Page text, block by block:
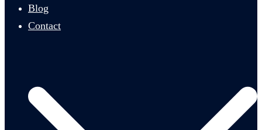
Blog
Contact